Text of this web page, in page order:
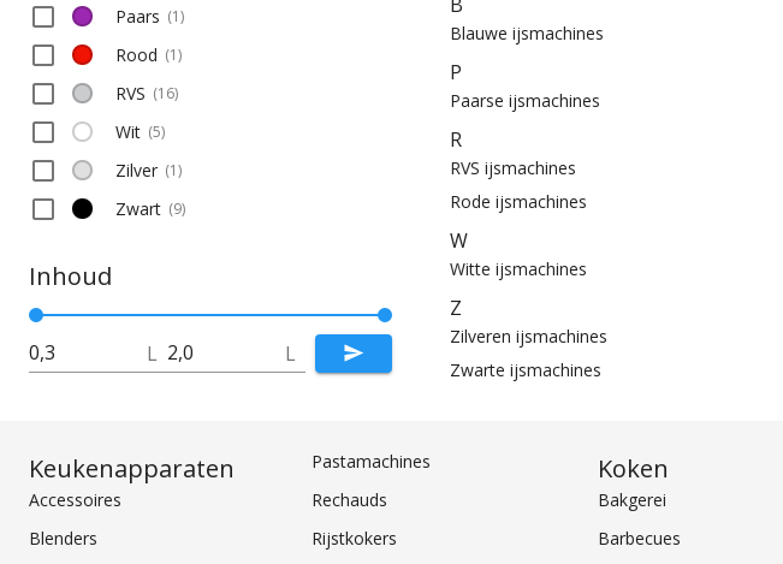
Paars (1)
Rood (1)
RVS (16)
Wit (5)
Zilver (1)
Zwart (9)
Inhoud
L L
Blauwe ijsmachines
P
Paarse ijsmachines
R
RVS ijsmachines
Rode ijsmachines
W
Witte ijsmachines
Z
Zilveren ijsmachines
Zwarte ijsmachines
Keukenapparaten
Accessoires
Blenders
Pastamachines
Rechauds
Rijstkokers
Koken
Bakgerei
Barbecues